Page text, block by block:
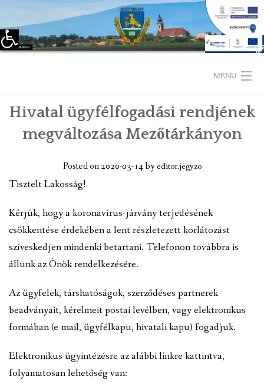
Eszköztár megnyitása
MENU
KEZDŐLAP
TELEPÜLÉSÜNKRŐL
LÁTNIVALÓK
ÖNKORMÁNYZAT
KÉPVISELŐ-TESTÜLET
NEMZETISÉGI ÖNKORMÁNYZAT
Hivatal ügyfélfogadási rendjének
megváltozása Mezőtárkányon
Posted on2020-03-14byeditor.jegyzo
Tisztelt Lakosság!
Kérjük, hogy a koronavírus-járvány terjedésének
csökkentése érdekében a lent részletezett korlátozást
szíveskedjen mindenki betartani. Telefonon továbbra is
állunk az Önök rendelkezésére.
Az ügyfelek, társhatóságok, szerződéses partnerek
beadványait, kérelmeit postai levélben, vagy elektronikus
formában (e-mail, ügyfélkapu, hivatali kapu) fogadjuk.
Elektronikus ügyintézésre az alábbi linkre kattintva,
folyamatosan lehetőség van: